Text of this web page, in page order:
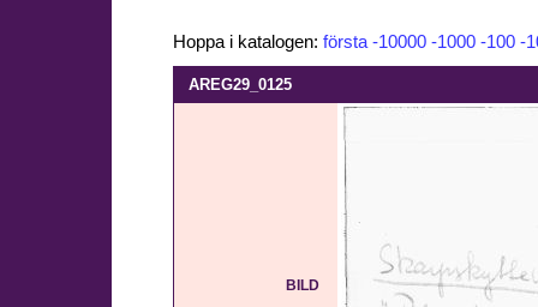
Hoppa i katalogen: första -10000 -1000 -100 -
AREG29_0125
BILD